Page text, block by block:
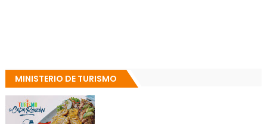
MINISTERIO DE TURISMO